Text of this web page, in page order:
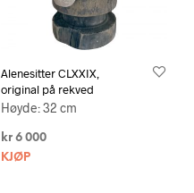
Alenesitter CLXXIX,
original på rekved
Høyde: 32 cm
kr6 000
KJØP